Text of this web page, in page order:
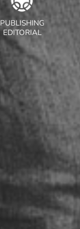
PUBLISHING
EDITORIAL